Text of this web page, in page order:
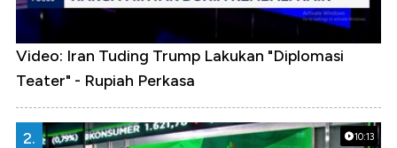
Video: Iran Tuding Trump Lakukan "Diplomasi
Teater" - Rupiah Perkasa
10:13
2.